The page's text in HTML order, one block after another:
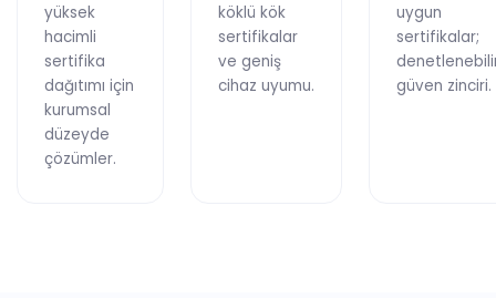
yüksek
hacimli
sertifika
dağıtımı için
kurumsal
düzeyde
çözümler.
köklü kök
sertifikalar
ve geniş
cihaz uyumu.
uygun
sertifikalar;
güven zinciri.